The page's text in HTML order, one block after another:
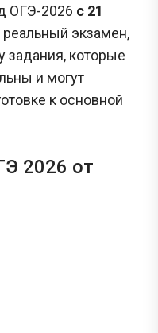
ОГЭ-2026 с 21
экзамен,
задания, которые
и могут
к основной
2026 от